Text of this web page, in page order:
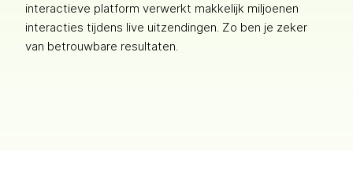
interactieve platform verwerkt makkelijk miljoenen
interacties tijdens live uitzendingen. Zo ben je zeker
van betrouwbare resultaten.